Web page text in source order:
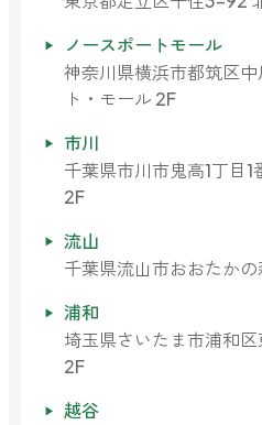
ノースポートモール
神奈川県横浜市都筑区
ト・モール 2F
市川
千葉県市川市鬼高1丁目
2F
流山
千葉県流山市おおたか
浦和
埼玉県さいたま市浦和区
2F
越谷